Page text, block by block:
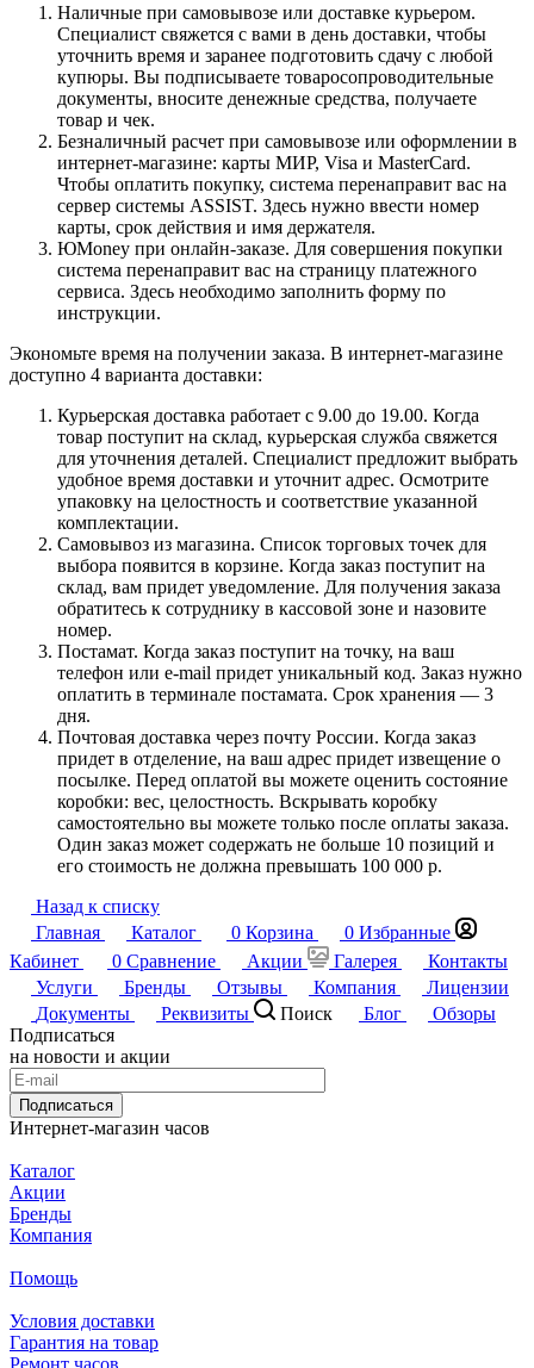
Наличные при самовывозе или доставке курьером.
Специалист свяжется с вами в день доставки, чтобы
уточнить время и заранее подготовить сдачу с любой
купюры. Вы подписываете товаросопроводительные
документы, вносите денежные средства, получаете
товар и чек.
Безналичный расчет при самовывозе или оформлении в
интернет-магазине: карты МИР, Visa и MasterCard.
Чтобы оплатить покупку, система перенаправит вас на
сервер системы ASSIST. Здесь нужно ввести номер
карты, срок действия и имя держателя.
ЮMoney при онлайн-заказе. Для совершения покупки
система перенаправит вас на страницу платежного
сервиса. Здесь необходимо заполнить форму по
инструкции.
Экономьте время на получении заказа. В интернет-магазине
доступно 4 варианта доставки:
Курьерская доставка работает с 9.00 до 19.00. Когда
товар поступит на склад, курьерская служба свяжется
для уточнения деталей. Специалист предложит выбрать
удобное время доставки и уточнит адрес. Осмотрите
упаковку на целостность и соответствие указанной
комплектации.
Самовывоз из магазина. Список торговых точек для
выбора появится в корзине. Когда заказ поступит на
склад, вам придет уведомление. Для получения заказа
обратитесь к сотруднику в кассовой зоне и назовите
номер.
Постамат. Когда заказ поступит на точку, на ваш
телефон или e-mail придет уникальный код. Заказ нужно
оплатить в терминале постамата. Срок хранения — 3
дня.
Почтовая доставка через почту России. Когда заказ
придет в отделение, на ваш адрес придет извещение о
посылке. Перед оплатой вы можете оценить состояние
коробки: вес, целостность. Вскрывать коробку
самостоятельно вы можете только после оплаты заказа.
Один заказ может содержать не больше 10 позиций и
его стоимость не должна превышать 100 000 р.
Назад к списку
Главная
Каталог 0 Корзина 0 Избранные
Кабинет
0 Сравнение Акции Галерея
Контакты
Услуги
Бренды Отзывы Компания
Лицензии
Документы
Реквизиты Поиск Блог
Обзоры
Подписаться
на новости и акции
Подписаться
Интернет-магазин часов
Каталог
Акции
Бренды
Компания
Помощь
Условия доставки
Гарантия на товар
Ремонт часов